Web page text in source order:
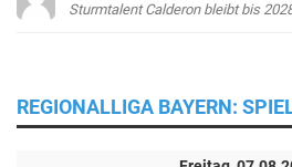
Sturmtalent Calderon bleibt bis
REGIONALLIGA BAYERN: